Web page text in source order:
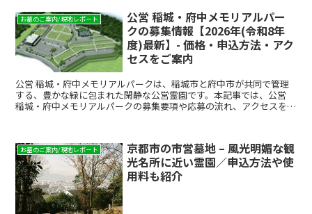
お墓のご案内/現地レポート
公営 稲城・府中メモリアルパー
クの募集情報【2026年(令和8年
度)最新】- 価格・申込方法・アク
セスをご案内
公営 稲城・府中メモリアルパークは、稲城市と府中市が共同で管理
する、豊かな緑に包まれた閑静な公営霊園です。本記事では、公営
稲城・府中メモリアルパークの募集要項や応募の流れ、アクセスを解
お墓のご案内/現地レポート
京都市の市営墓地 – 風光明媚な観
光名所に近い霊園／申込方法や使
用料も紹介